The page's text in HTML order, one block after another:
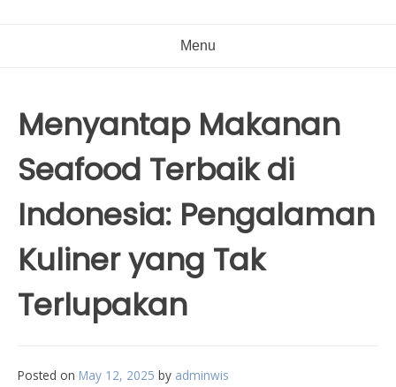
Menu
Menyantap Makanan
Seafood Terbaik di
Indonesia: Pengalaman
Kuliner yang Tak
Terlupakan
Posted on May 12, 2025 by adminwis